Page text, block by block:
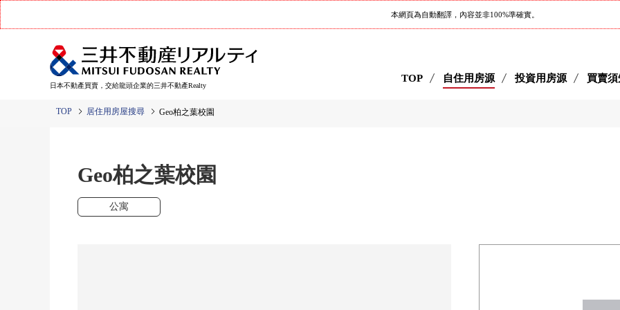
本網頁為自動翻譯，內容並非100%準確實。
日本不動產買賣，交給龍頭企業的三井不動產Realty
TOP 自住用房源 投資用房源 買賣須
TOP 居住用房屋搜尋 Geo柏之葉校園
Geo柏之葉校園
公寓